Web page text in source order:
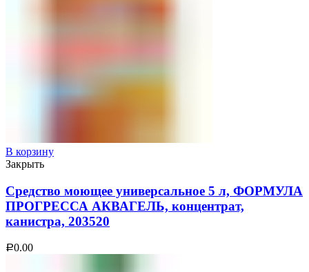
В корзину
Закрыть
Средство моющее универсальное 5 л, ФОРМУЛА
ПРОГРЕССА АКВАГЕЛЬ, концентрат,
канистра, 203520
Р0.00